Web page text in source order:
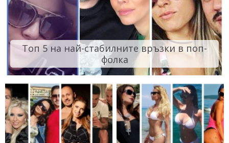
Топ 5 на най-стабилните връзки в поп-
фолка